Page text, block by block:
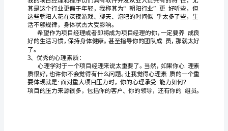
职业，一 定
会一 直
热下去， 除
非 软件
从人 类
世界 消
根据 你所
看 到
的 、
学 到
的 和经历
的 ，
总 结
出 你作为一个
项目经理所需要
素
和
力。
书和
都无
过
理作为项目成
角
，已经
入人心。项目经理已经成为热